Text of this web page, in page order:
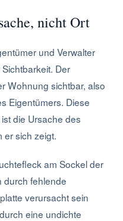
nicht Ort
und Verwalter
Der
Wohnung sichtbar, also
Eigentümers. Diese
die Ursache des
er sich zeigt.
am Sockel der
durch fehlende
verursacht sein
eine undichte